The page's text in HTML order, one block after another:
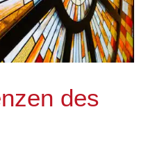
des